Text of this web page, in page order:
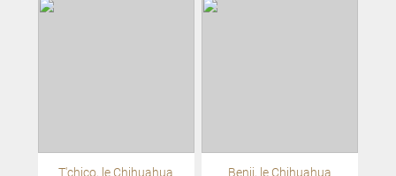
T'chico, le Chihuahua Benji, le Chihuahua